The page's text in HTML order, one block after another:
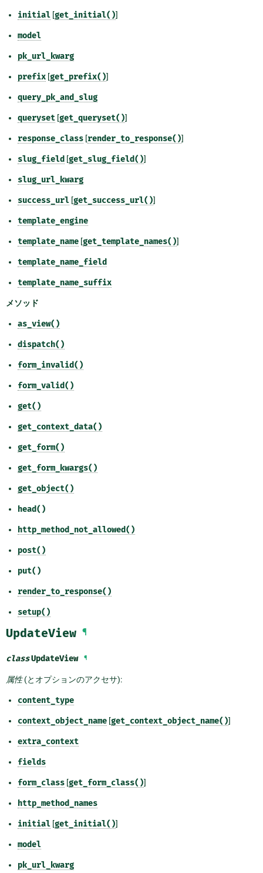
initial [get_initial()]
model
pk_url_kwarg
prefix [get_prefix()]
query_pk_and_slug
queryset [get_queryset()]
response_class [render_to_response()]
slug_field [get_slug_field()]
slug_url_kwarg
success_url [get_success_url()]
template_engine
template_name [get_template_names()]
template_name_field
template_name_suffix
メソッド
as_view()
dispatch()
form_invalid()
form_valid()
get()
get_context_data()
get_form()
get_form_kwargs()
get_object()
head()
http_method_not_allowed()
post()
put()
render_to_response()
setup()
UpdateView ¶
classUpdateView ¶
属性(とオプションのアクセサ):
content_type
context_object_name [get_context_object_name()]
extra_context
fields
form_class [get_form_class()]
http_method_names
initial [get_initial()]
model
pk_url_kwarg